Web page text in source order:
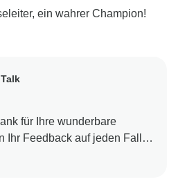
ein wahrer Champion!
für Ihre wunderbare
Ihr Feedback auf jeden Fall
denn wir wissen,